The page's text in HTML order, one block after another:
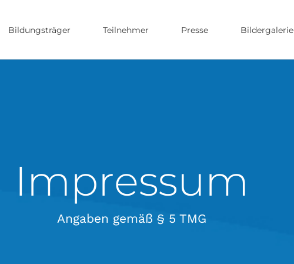
Bildungsträger Teilnehmer Presse Bildergalerie
Impressum
Angaben gemäß § 5 TMG